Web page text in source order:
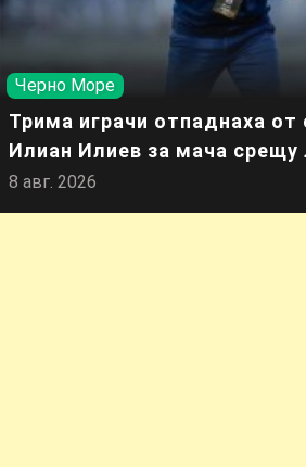
Черно Море
Трима играчи отпаднаха от
Илиан Илиев за мача срещу
8 авг. 2026